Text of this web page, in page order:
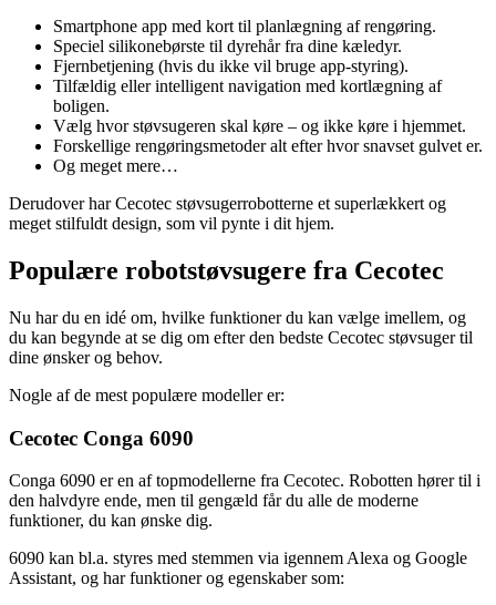
Smartphone app med kort til planlægning af rengøring.
Speciel silikonebørste til dyrehår fra dine kæledyr.
Fjernbetjening (hvis du ikke vil bruge app-styring).
Tilfældig eller intelligent navigation med kortlægning af
boligen.
Vælg hvor støvsugeren skal køre – og ikke køre i hjemmet.
Forskellige rengøringsmetoder alt efter hvor snavset gulvet er.
Og meget mere…
Derudover har Cecotec støvsugerrobotterne et superlækkert og
meget stilfuldt design, som vil pynte i dit hjem.
Populære robotstøvsugere fra Cecotec
Nu har du en idé om, hvilke funktioner du kan vælge imellem, og
du kan begynde at se dig om efter den bedste Cecotec støvsuger til
dine ønsker og behov.
Nogle af de mest populære modeller er:
Cecotec Conga 6090
Conga 6090 er en af topmodellerne fra Cecotec. Robotten hører til i
den halvdyre ende, men til gengæld får du alle de moderne
funktioner, du kan ønske dig.
6090 kan bl.a. styres med stemmen via igennem Alexa og Google
Assistant, og har funktioner og egenskaber som: